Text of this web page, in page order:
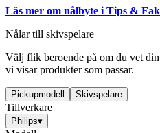
Läs mer om nålbyte i Tips &
Nålar till skivspelare
Välj flik beroende på om du vet
vi visar produkter som passar.
Pickupmodell Skivspelare
Tillverkare
Philips▾